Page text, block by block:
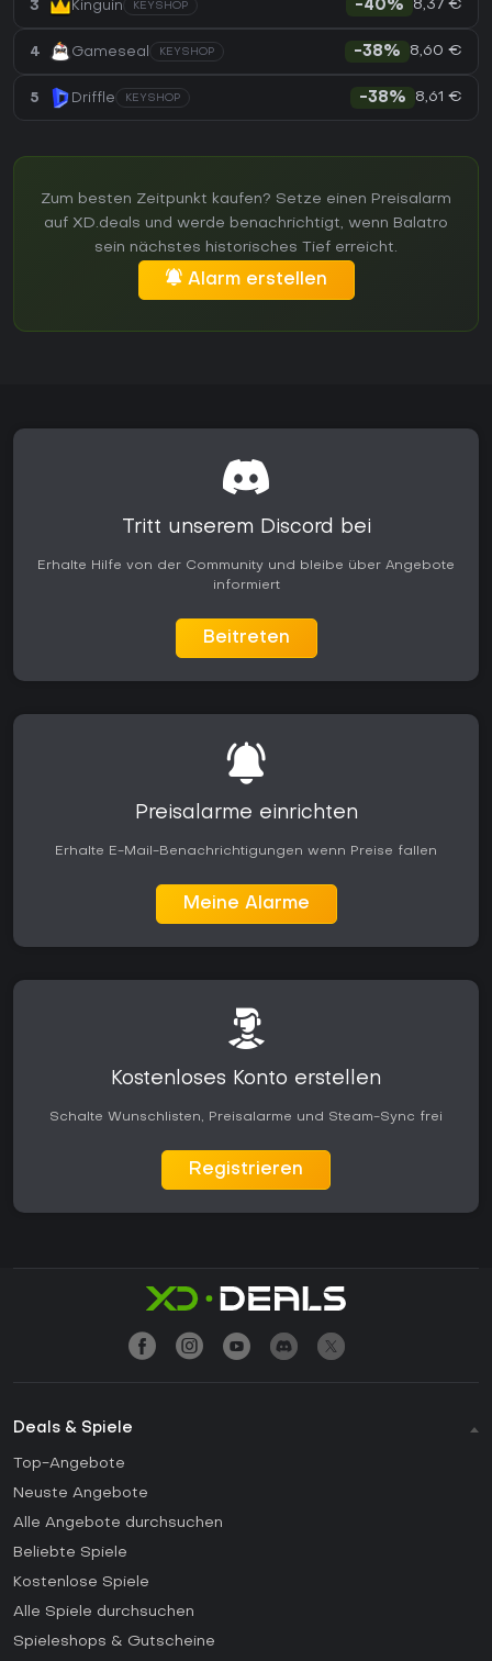
3 Kinguin KEYSHOP -40% 8,37 €
4 Gameseal KEYSHOP -38% 8,60 €
5 Driffle KEYSHOP -38% 8,61 €
Zum besten Zeitpunkt kaufen? Setze einen Preisalarm
auf XD.deals und werde benachrichtigt, wenn Balatro
sein nächstes historisches Tief erreicht.
Alarm erstellen
Tritt unserem Discord bei
Erhalte Hilfe von der Community und bleibe über Angebote
informiert
Beitreten
Preisalarme einrichten
Erhalte E-Mail-Benachrichtigungen wenn Preise fallen
Meine Alarme
Kostenloses Konto erstellen
Schalte Wunschlisten, Preisalarme und Steam-Sync frei
Registrieren
Deals & Spiele
Top-Angebote
Neuste Angebote
Alle Angebote durchsuchen
Beliebte Spiele
Kostenlose Spiele
Alle Spiele durchsuchen
Spieleshops & Gutscheine